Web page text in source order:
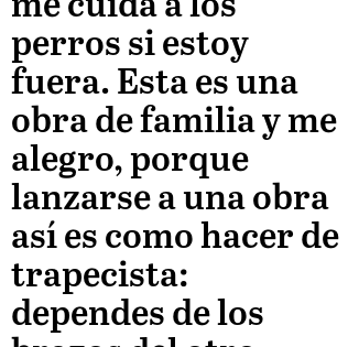
perros si estoy
fuera. Esta es una
obra de familia y me
alegro, porque
lanzarse a una obra
así es como hacer de
trapecista:
dependes de los